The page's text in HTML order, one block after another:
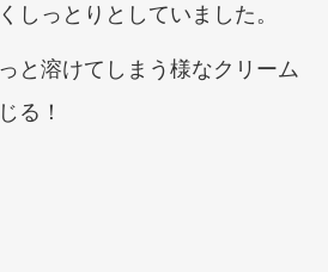
しっとりとしていました。
と溶けてしまう様なクリーム
る！